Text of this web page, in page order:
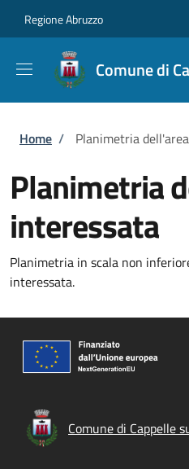
Regione Abruzzo
Comune di
Briciole di pane
Home / Planimetria
Planimetria
interessata
Planimetria in scala non
interessata.
Comune di Cappelle